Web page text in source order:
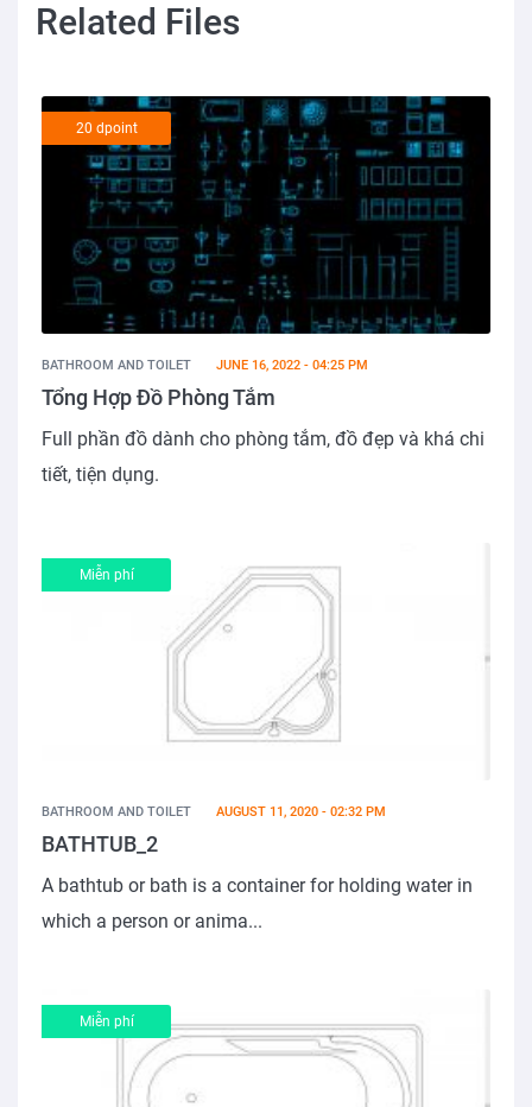
Related Files
20 dpoint
BATHROOM AND TOILET JUNE 16, 2022 - 04:25 PM
Tổng Hợp Đồ Phòng Tắm
Full phần đồ dành cho phòng tắm, đồ đẹp và khá chi
tiết, tiện dụng.
Miễn phí
BATHROOM AND TOILET AUGUST 11, 2020 - 02:32 PM
BATHTUB_2
A bathtub or bath is a container for holding water in
which a person or anima...
Miễn phí